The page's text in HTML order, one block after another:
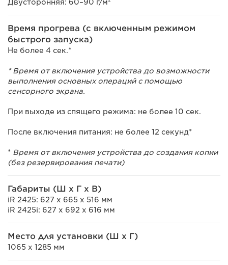
Двусторонняя: 60–90 г/м²
Время прогрева (с включенным режимом
быстрого запуска)
Не более 4 сек.*
* Время от включения устройства до возможности
выполнения основных операций с помощью
сенсорного экрана.
При выходе из спящего режима: не более 10 сек.
После включения питания: не более 12 секунд*
* Время от включения устройства до создания копии
(без резервирования печати)
Габариты (Ш x Г x В)
iR 2425: 627 x 665 x 516 мм
iR 2425i: 627 x 692 x 616 мм
Место для установки (Ш x Г)
1065 x 1285 мм